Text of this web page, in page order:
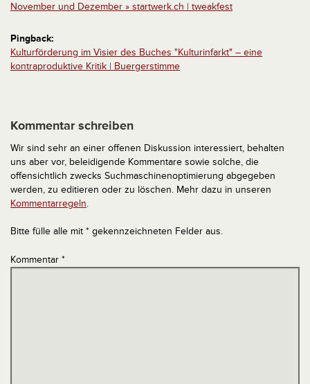
November und Dezember » startwerk.ch | tweakfest
Pingback:
Kulturförderung im Visier des Buches "Kulturinfarkt" – eine
kontraproduktive Kritik | Buergerstimme
Kommentar schreiben
Wir sind sehr an einer offenen Diskussion interessiert, behalten
uns aber vor, beleidigende Kommentare sowie solche, die
offensichtlich zwecks Suchmaschinenoptimierung abgegeben
werden, zu editieren oder zu löschen. Mehr dazu in unseren
Kommentarregeln.
Bitte fülle alle mit * gekennzeichneten Felder aus.
Kommentar *